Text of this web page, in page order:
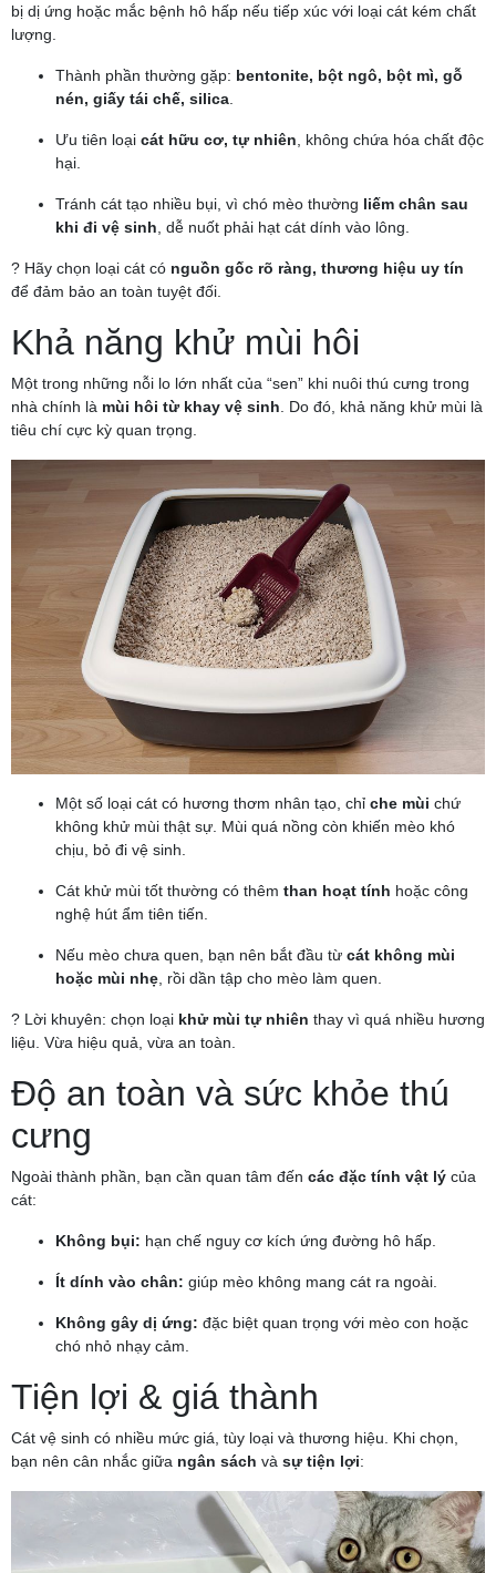
bị dị ứng hoặc mắc bệnh hô hấp nếu tiếp xúc với loại cát kém chất
lượng.
Thành phần thường gặp: bentonite, bột ngô, bột mì, gỗ
nén, giấy tái chế, silica
Ưu tiên loại cát hữu cơ, tự nhiên , không chứa hóa chất độc
hại.
Tránh cát tạo nhiều bụi, vì chó mèo thường liếm chân sau
khi đi vệ sinh , dễ nuốt phải hạt cát dính vào lông.
? Hãy chọn loại cát có nguồn gốc rõ ràng, thương hiệu uy tín
để đảm bảo an toàn tuyệt đối.
Khả năng khử mùi hôi
Một trong những nỗi lo lớn nhất của “sen” khi nuôi thú cưng trong
nhà chính là mùi hôi từ khay vệ sinh . Do đó, khả năng khử mùi là
tiêu chí cực kỳ quan trọng.
Một số loại cát có hương thơm nhân tạo, chỉ che mùi chứ
không khử mùi thật sự. Mùi quá nồng còn khiến mèo khó
chịu, bỏ đi vệ sinh.
Cát khử mùi tốt thường có thêm than hoạt tính hoặc công
nghệ hút ẩm tiên tiến.
Nếu mèo chưa quen, bạn nên bắt đầu từ cát không mùi
hoặc mùi nhẹ , rồi dần tập cho mèo làm quen.
? Lời khuyên: chọn loại khử mùi tự nhiên thay vì quá nhiều hương
liệu. Vừa hiệu quả, vừa an toàn.
Độ an toàn và sức khỏe thú
cưng
Ngoài thành phần, bạn cần quan tâm đến các đặc tính vật lý của
cát:
Không bụi: hạn chế nguy cơ kích ứng đường hô hấp.
Ít dính vào chân: giúp mèo không mang cát ra ngoài.
Không gây dị ứng: đặc biệt quan trọng với mèo con hoặc
chó nhỏ nhạy cảm.
Tiện lợi & giá thành
Cát vệ sinh có nhiều mức giá, tùy loại và thương hiệu. Khi chọn,
bạn nên cân nhắc giữa ngân sách và sự tiện lợi: